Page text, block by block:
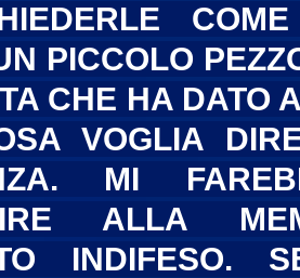
PICCOLO
CHE HA DATO
VOGLIA
MI
ALLA
INDIFESO.